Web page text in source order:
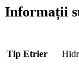
Informații
Tip Etrier